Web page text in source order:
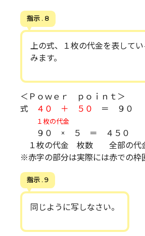
指示 . 8
上の式、１枚の代金を表して
みます。
＜Ｐｏｗｅｒ ｐｏｉｎｔ＞
式
４０ ＋ ５０ ＝ ９０
１枚の代金
９０ × ５ ＝ ４５０
１枚の代金 枚数 全部の代
※赤字の部分は実際には赤での枠
指示 . 9
同じように写しなさい。